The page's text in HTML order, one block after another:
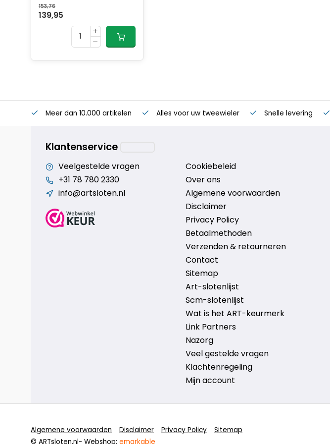
153,76
139,95
Meer dan 10.000 artikelen Alles voor uw tweewieler Snelle levering
Klantenservice
Veelgestelde vragen
+31 78 780 2330
info@artsloten.nl
Cookiebeleid
Over ons
Algemene voorwaarden
Disclaimer
Privacy Policy
Betaalmethoden
Verzenden & retourneren
Contact
Sitemap
Art-slotenlijst
Scm-slotenlijst
Wat is het ART-keurmerk
Link Partners
Nazorg
Veel gestelde vragen
Klachtenregeling
Mijn account
Algemene voorwaarden Disclaimer Privacy Policy
Sitemap
© ARTsloten.nl- Webshop: emarkable